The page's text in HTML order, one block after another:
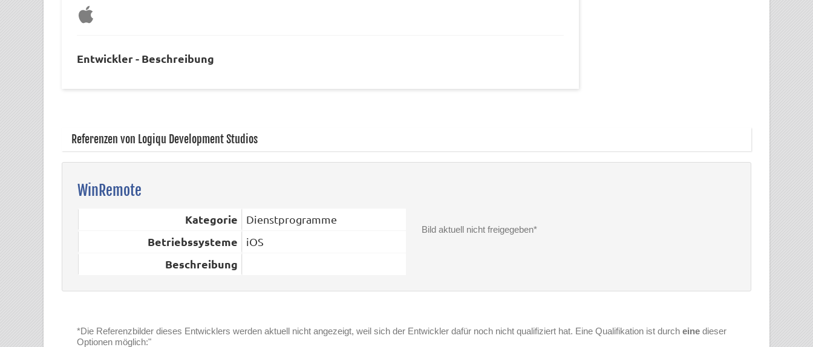
Entwickler - Beschreibung
Referenzen von Logiqu Development Studios
WinRemote
Kategorie Dienstprogramme
Betriebssysteme iOS
Beschreibung
Bild aktuell nicht freigegeben*
*Die Referenzbilder dieses Entwicklers werden aktuell nicht angezeigt, weil sich der Entwickler dafür noch nicht qualifiziert hat. Eine Qualifikation ist durch eine dieser
Optionen möglich:"